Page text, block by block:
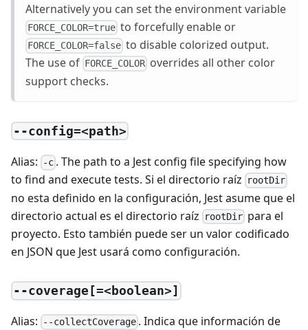
Alternatively you can set the environment variable
FORCE_COLOR=true to forcefully enable or
FORCE_COLOR=false to disable colorized output.
The use of FORCE_COLOR overrides all other color
support checks.
--config=<path>
Alias: -c . The path to a Jest config file specifying how
to find and execute tests. Si el directorio raíz
rootDir
no esta definido en la configuración, Jest asume que el
directorio actual es el directorio raíz
rootDir para el
proyecto. Esto también puede ser un valor codificado
en JSON que Jest usará como configuración.
--coverage[=<boolean>]
Alias: --collectCoverage . Indica que información de